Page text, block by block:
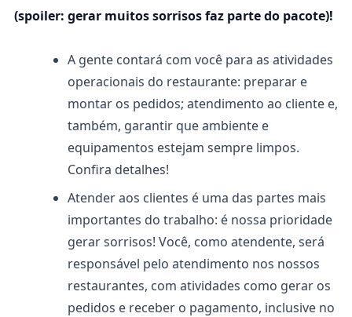
(spoiler: gerar muitos sorrisos faz parte do pacote)!
A gente contará com você para as atividades
operacionais do restaurante: preparar e
montar os pedidos; atendimento ao cliente e,
também, garantir que ambiente e
equipamentos estejam sempre limpos.
Confira detalhes!
Atender aos clientes é uma das partes mais
importantes do trabalho: é nossa prioridade
gerar sorrisos! Você, como atendente, será
responsável pelo atendimento nos nossos
restaurantes, com atividades como gerar os
pedidos e receber o pagamento, inclusive no